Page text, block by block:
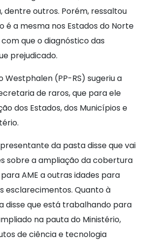
dentre outros. Porém, ressaltou
é a mesma nos Estados do Norte
que o diagnóstico das
prejudicado.
Westphalen (PP-RS) sugeriu a
de raros, que para ele
dos Estados, dos Municípios e
da pasta disse que vai
sobre a ampliação da cobertura
AME a outras idades para
esclarecimentos. Quanto à
disse que está trabalhando para
na pauta do Ministério,
de ciência e tecnologia